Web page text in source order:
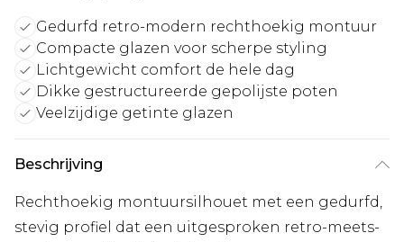
Gedurfd retro-modern rechthoekig montuur
Compacte glazen voor scherpe styling
Lichtgewicht comfort de hele dag
Dikke gestructureerde gepolijste poten
Veelzijdige getinte glazen
Beschrijving
Rechthoekig montuursilhouet met een gedurfd,
stevig profiel dat een uitgesproken retro-meets-